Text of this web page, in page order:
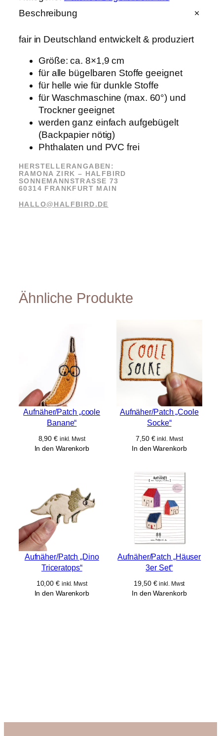
i
"
n
g
e
Beschreibung
fair in Deutschland entwickelt & produziert
Größe: ca. 8×1,9 cm
für alle bügelbaren Stoffe geeignet
für helle wie für dunkle Stoffe
für Waschmaschine (max. 60°) und
Trockner geeignet
werden ganz einfach aufgebügelt
(Backpapier nötig)
Phthalaten und PVC frei
HERSTELLERANGABEN:
RAMONA ZIRK – HALFBIRD
SONNEMANNSTRASSE 73
60314 FRANKFURT MAIN
HALLO@HALFBIRD.DE
Ähnliche Produkte
Aufnäher/Patch „coole
Banane“
8,90€ inkl. Mwst
In den Warenkorb
Aufnäher/Patch „Coole
Socke“
7,50 € inkl. Mwst
In den Warenkorb
Aufnäher/Patch „Dino
Triceratops“
10,00€ inkl. Mwst
In den Warenkorb
Aufnäher/Patch „Häuser
3er Set“
19,50 € inkl. Mwst
In den Warenkorb